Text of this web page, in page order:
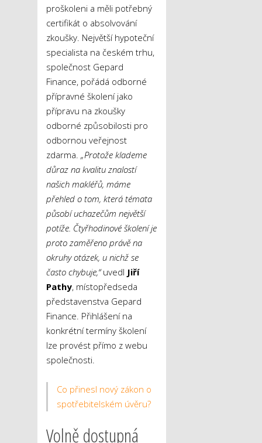
proškoleni a měli potřebný
certifikát o absolvování
zkoušky. Největší hypoteční
specialista na českém trhu,
společnost Gepard
Finance, pořádá odborné
přípravné školení jako
přípravu na zkoušky
odborné způsobilosti pro
odbornou veřejnost
zdarma. „Protože klademe
důraz na kvalitu znalostí
našich makléřů, máme
přehled o tom, která témata
působí uchazečům největší
potíže. Čtyřhodinové školení je
proto zaměřeno právě na
okruhy otázek, u nichž se
často chybuje,“uvedl Jiří
Pathy, místopředseda
představenstva Gepard
Finance. Přihlášení na
konkrétní termíny školení
lze provést přímo z webu
společnosti.
Co přinesl nový zákon o
spotřebitelském úvěru?
Volně dostupná